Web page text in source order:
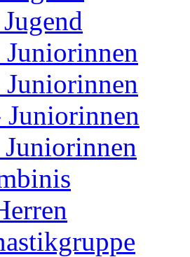
Juniorinnen
Juniorinnen